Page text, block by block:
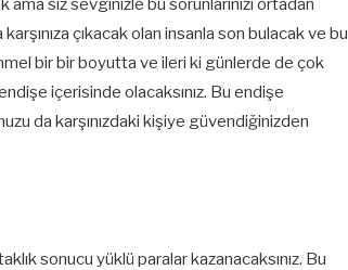
siz sevginizle bu sorunlarınızı ortadan
karşınıza çıkacak olan insanla son bulacak ve bu
bir bir boyutta ve ileri ki günlerde de çok
içerisinde olacaksınız. Bu endişe
da karşınızdaki kişiye güvendiğinizden
sonucu yüklü paralar kazanacaksınız. Bu